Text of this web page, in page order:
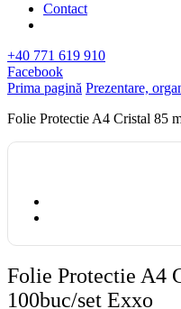
Contact
+40 771 619 910
Facebook
Prima pagină Prezentare,
Folie Protectie A4 Cristal 85
Folie Protectie A4
100buc/set Exxo